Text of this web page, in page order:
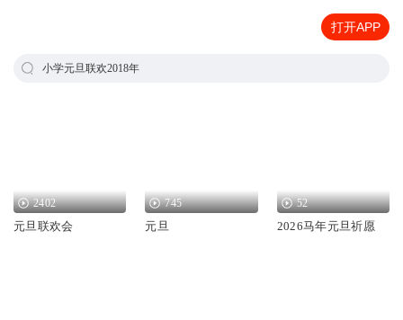
打开APP
小学元旦联欢2018年
2402
元旦联欢会
745
元旦
52
2026马年元旦祈愿